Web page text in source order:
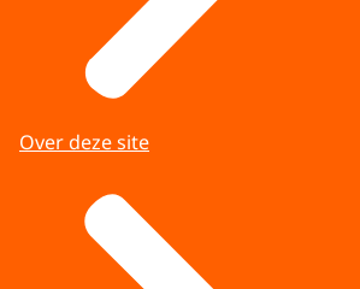
Over deze site